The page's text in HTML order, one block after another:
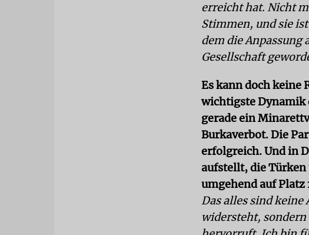
erreicht hat. Nicht
Stimmen, und sie
dem die
Gesellschaft
Es kann doch keine
wichtigste Dynamik
gerade ein
Burkaverbot. Die
erfolgreich. Und in
aufstellt, die Türken
umgehend auf Platz
Das alles sind keine
widersteht,